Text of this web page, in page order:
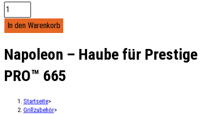
In den Warenkorb
Napoleon – Haube für Prestige
PRO™ 665
Startseite>
Grillzubehör>